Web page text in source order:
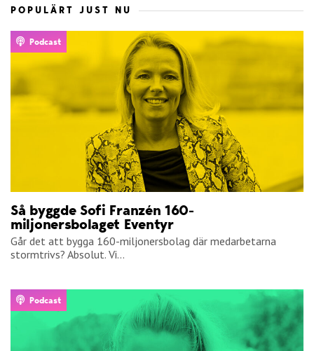
POPULÄRT JUST NU
Podcast
Så byggde Sofi Franzén 160-
miljonersbolaget Eventyr
Går det att bygga 160-miljonersbolag där medarbetarna
stormtrivs? Absolut. Vi...
Podcast